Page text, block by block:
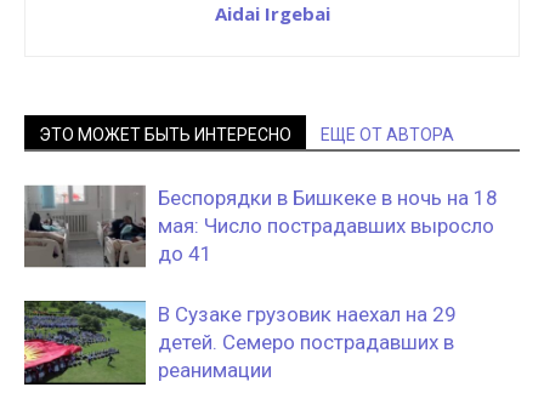
Aidai Irgebai
ЭТО МОЖЕТ БЫТЬ ИНТЕРЕСНО ЕЩЕ ОТ АВТОРА
Беспорядки в Бишкеке в ночь на 18
мая: Число пострадавших выросло
до 41
В Сузаке грузовик наехал на 29
детей. Семеро пострадавших в
реанимации